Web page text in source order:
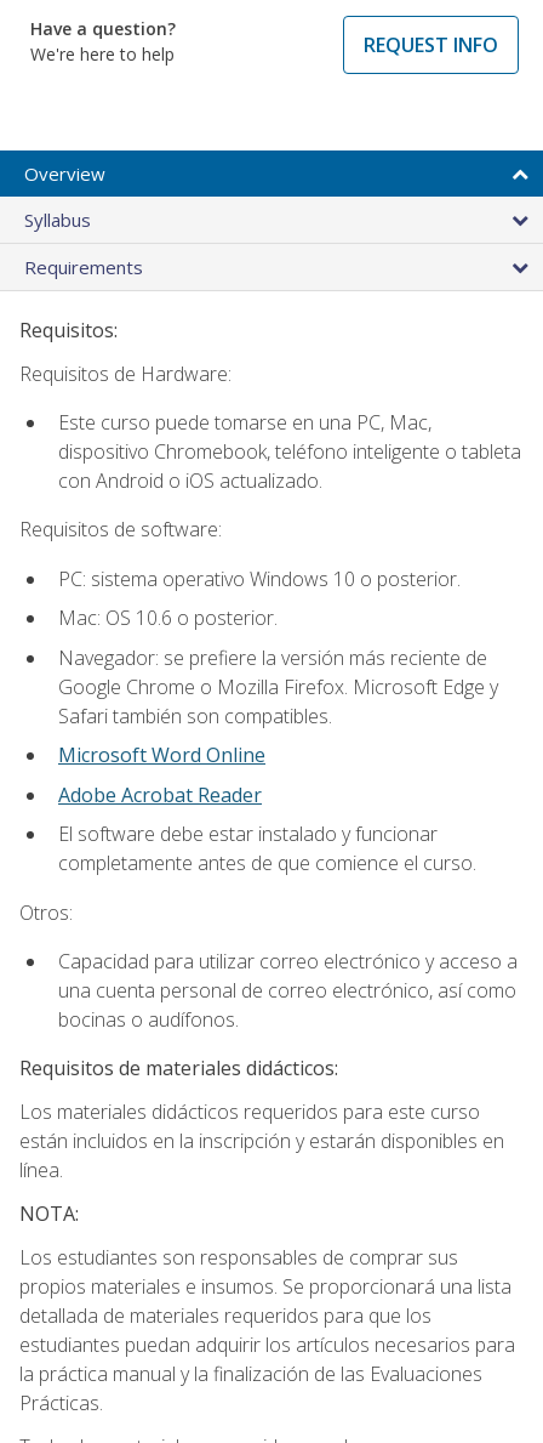
Have a question?
We're here to help
REQUEST INFO
Overview
Syllabus
Requirements
Requisitos:
Requisitos de Hardware:
Este curso puede tomarse en una PC, Mac,
dispositivo Chromebook, teléfono inteligente o tableta
con Android o iOS actualizado.
Requisitos de software:
PC: sistema operativo Windows 10 o posterior.
Mac: OS 10.6 o posterior.
Navegador: se prefiere la versión más reciente de
Google Chrome o Mozilla Firefox. Microsoft Edge y
Safari también son compatibles.
Microsoft Word Online
Adobe Acrobat Reader
El software debe estar instalado y funcionar
completamente antes de que comience el curso.
Otros:
Capacidad para utilizar correo electrónico y acceso a
una cuenta personal de correo electrónico, así como
bocinas o audífonos.
Requisitos de materiales didácticos:
Los materiales didácticos requeridos para este curso
están incluidos en la inscripción y estarán disponibles en
línea.
NOTA:
Los estudiantes son responsables de comprar sus
propios materiales e insumos. Se proporcionará una lista
detallada de materiales requeridos para que los
estudiantes puedan adquirir los artículos necesarios para
la práctica manual y la finalización de las Evaluaciones
Prácticas.